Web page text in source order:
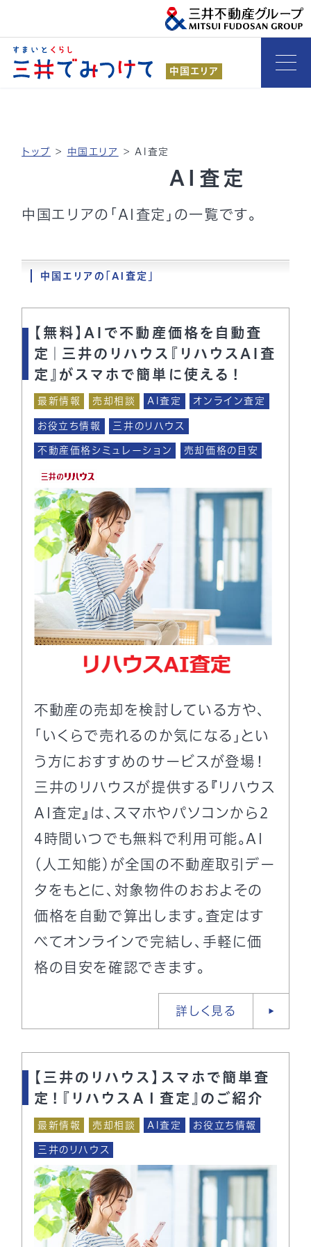
中国エリア
トップ > 中国エリア > AI査定
AI査定
中国エリアの「AI査定」の一覧です。
中国エリアの「AI査定」
【無料】AIで不動産価格を自動査
定｜三井のリハウス『リハウスAI査
定』がスマホで簡単に使える！
最新情報 売却相談 AI査定
オンライン査定
お役立ち情報
三井のリハウス
不動産価格シミュレーション
売却価格の目安
不動産の売却を検討している方や、
「いくらで売れるのか気になる」とい
う方におすすめのサービスが登場！
三井のリハウスが提供する『リハウス
AI査定』は、スマホやパソコンから2
4時間いつでも無料で利用可能。AI
（人工知能）が全国の不動産取引デー
タをもとに、対象物件のおおよその
価格を自動で算出します。査定はす
べてオンラインで完結し、手軽に価
格の目安を確認できます。
詳しく見る
【三井のリハウス】スマホで簡単査
定！『リハウスＡＩ査定』のご紹介
最新情報 売却相談 AI査定
お役立ち情報
三井のリハウス